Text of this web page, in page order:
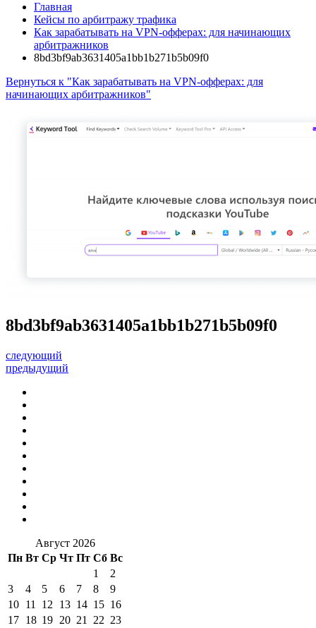
Главная
Кейсы по арбитражу трафика
Как зарабатывать на VPN-офферах: для начинающих
арбитражников
8bd3bf9ab3631405a1bb1b271b5b09f0
Вернуться к "Как зарабатывать на VPN-офферах: для
начинающих арбитражников"
8bd3bf9ab3631405a1bb1b271b5b09f0
следующий
предыдущий
Август 2026
Пн Вт Ср Чт Пт Сб Вс
1
2
3
4 5 6 7 8
9
10 11 12 13 14 15 16
17 18 19 20 21 22 23